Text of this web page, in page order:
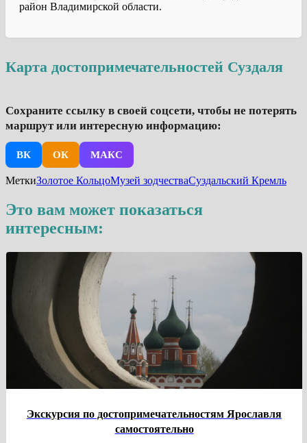
район Владимирской области.
Карта достопримечательностей Суздаля
Сохраните ссылку в своей соцсети, чтобы не потерять
маршрут или интересную информацию:
ВК ОК МАКС
МеткиЗолотое КольцоМузей зодчестваСуздальский Кремль
Это вам может показаться
интересным:
Экскурсия по достопримечательностям Ярославля
самостоятельно